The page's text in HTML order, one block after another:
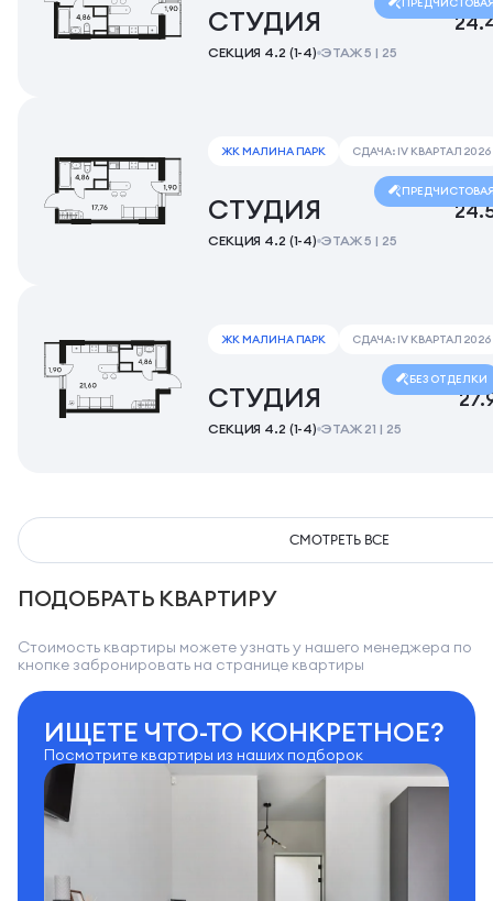
СМОТРЕТЬ ВСЕ
СТУДИЯ
СЕКЦИЯ 4.2 (1-4) ЭТАЖ 5 | 25
ЖК МАЛИНА ПАРК СДАЧА: IV КВАРТАЛ 2026
СТУДИЯ
СЕКЦИЯ 4.2 (1-4) ЭТАЖ 5 | 25
ЖК МАЛИНА ПАРК СДАЧА: IV КВАРТАЛ 2026
СТУДИЯ
СЕКЦИЯ 4.2 (1-4) ЭТАЖ 21 | 25
БЕЗ ОТДЕЛКИ
ПОДОБРАТЬ КВАРТИРУ
Стоимость квартиры можете узнать у нашего менеджера по
кнопке забронировать на странице квартиры
ИЩЕТЕ ЧТО-ТО КОНКРЕТНОЕ?
Посмотрите квартиры из наших подборок